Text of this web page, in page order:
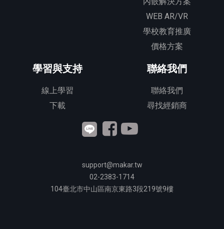
WEB AR/VR
學校教育推廣
價格方案
學習與支持
線上學習
下載
聯絡我們
聯絡我們
尋找經銷商
support@makar.tw
02-2383-1714
104臺北市中山區南京東路3段219號9樓